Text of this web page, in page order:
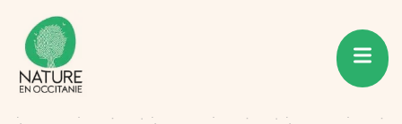
Accéder
au
contenu
Accueil du site